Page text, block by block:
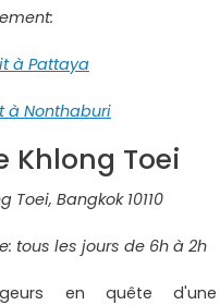
à Pattaya
à Nonthaburi
Khlong Toei
Toei, Bangkok 10110
tous les jours de 6h à 2h
en quête d'une